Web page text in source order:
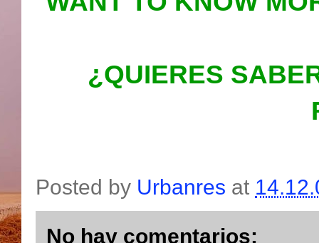
¿QUIERES
Posted by Urbanres at
No hay comentarios: